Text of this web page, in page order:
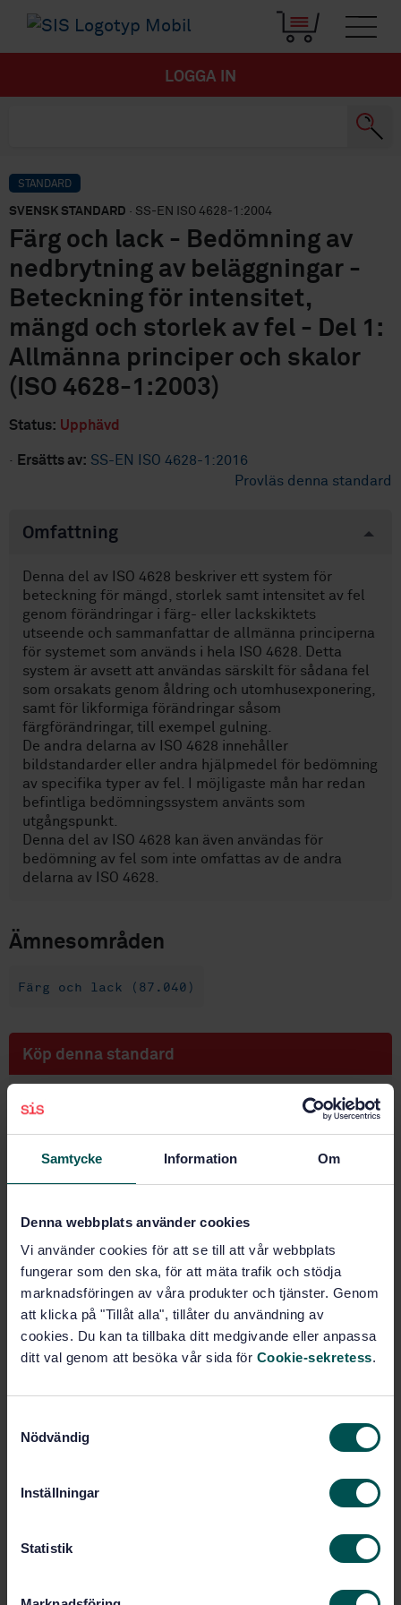
Samtycke Information Om
Denna webbplats använder cookies
Vi använder cookies för att se till att vår webbplats
fungerar som den ska, för att mäta trafik och stödja
marknadsföringen av våra produkter och tjänster. Genom
att klicka på "Tillåt alla", tillåter du användning av
cookies. Du kan ta tillbaka ditt medgivande eller anpassa
ditt val genom att besöka vår sida för Cookie-sekretess.
Nödvändig
Inställningar
Statistik
LOGGA IN
STANDARD
SVENSK STANDARD · SS-EN ISO 4628-1:2004
Färg och lack - Bedömning av
nedbrytning av beläggningar -
Beteckning för intensitet,
mängd och storlek av fel - Del 1:
Allmänna principer och skalor
(ISO 4628-1:2003)
Status: Upphävd
· Ersätts av: SS-EN ISO 4628-1:2016
Provläs denna standard
Omfattning
Denna del av ISO 4628 beskriver ett system för
beteckning för mängd, storlek samt intensitet av fel
genom förändringar i färg- eller lackskiktets
utseende och sammanfattar de allmänna principerna
för systemet som används i hela ISO 4628. Detta
system är avsett att användas särskilt för sådana fel
som orsakats genom åldring och utomhusexponering,
samt för likformiga förändringar såsom
färgförändringar, till exempel gulning.
De andra delarna av ISO 4628 innehåller
bildstandarder eller andra hjälpmedel för bedömning
av specifika typer av fel. I möjligaste mån har redan
befintliga bedömningssystem använts som
utgångspunkt.
Denna del av ISO 4628 kan även användas för
bedömning av fel som inte omfattas av de andra
delarna av ISO 4628.
Ämnesområden
Färg och lack (87.040)
Köp denna standard
beläggningar - Beteckning för intensitet, mängd och
storlek av fel - Del 1: Allmänna principer och skalor
Prenumerera på standarden - Läs mer
Pris: 943 SEK
PDF
Lägg i varukorgen
Produktinformation
Framtagen av:
Internationell titel:
Paints and varnishes -
Evaluation of degradation of coatings -